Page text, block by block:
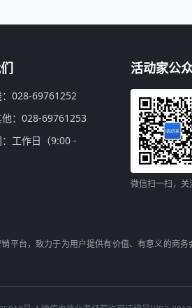
028-69761252
：028-69761253
工作日（9:00 -
活动家公
微信扫一扫，关
台，致力于为用户提供有价值、有意义的商